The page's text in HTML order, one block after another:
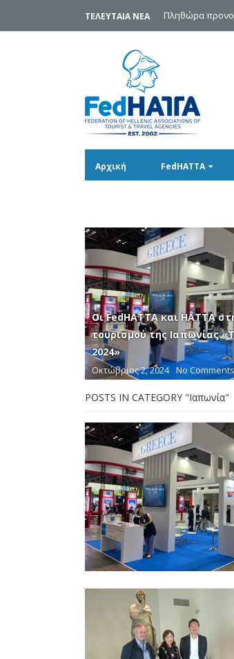
ΤΕΛΕΥΤΑΙΑ ΝΕΑ Πληθώρα
Αρχική FedHATTA
Οι FedHATTA και ΗΑΤΤΑ
τουρισμού της Ιαπωνίας
2024»
Οκτώβριος 2, 2024 No Comments
POSTS IN CATEGORY "Ιαπωνία"